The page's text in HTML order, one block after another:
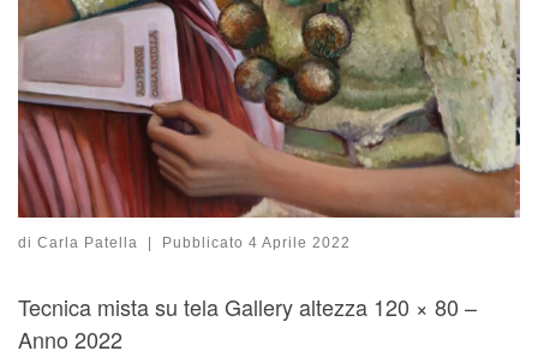
di Carla Patella Pubblicato 4 Aprile 2022
Tecnica mista su tela Gallery altezza 120 × 80 –
Anno 2022